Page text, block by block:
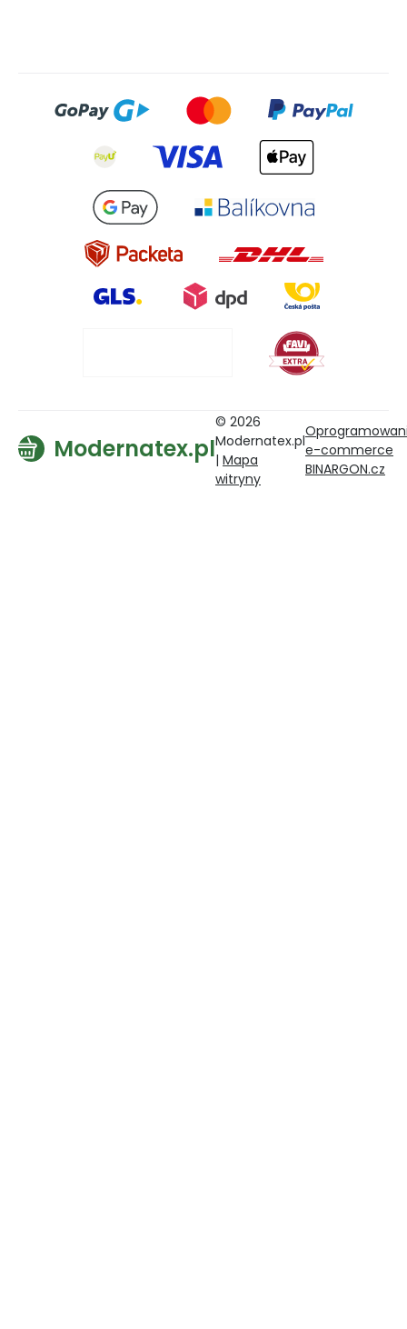
Modernatex.pl
© 2026
Modernatex.pl
| Mapa
witryny
e-commerce
BINARGON.cz